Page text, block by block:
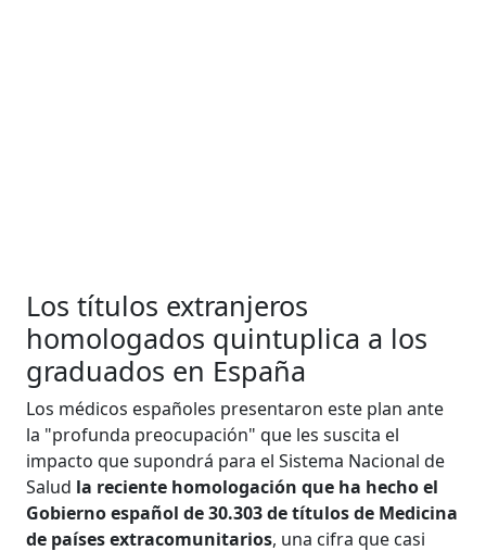
Los títulos extranjeros
homologados quintuplica a los
graduados en España
Los médicos españoles presentaron este plan ante
la "profunda preocupación" que les suscita el
impacto que supondrá para el Sistema Nacional de
Salud la reciente homologación que ha hecho el
Gobierno español de 30.303 de títulos de Medicina
de países extracomunitarios, una cifra que casi